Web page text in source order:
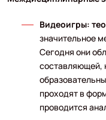
Видеоигры:
значительное
Сегодня они
составляющей,
проходят в
проводится